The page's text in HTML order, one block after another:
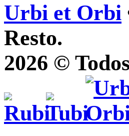
Urbi et Orbi
Resto.
2026 ©